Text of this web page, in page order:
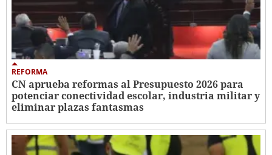
REFORMA
CN aprueba reformas al Presupuesto 2026 para
potenciar conectividad escolar, industria militar y
eliminar plazas fantasmas